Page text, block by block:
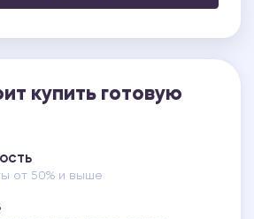
купить готовую
от 50% и выше